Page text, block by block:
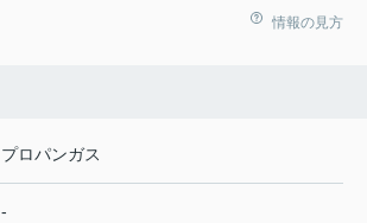
情報の見方
プロパンガス
-